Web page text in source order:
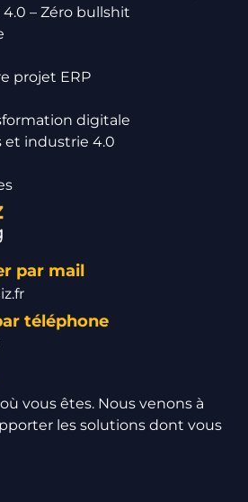
– Zéro bullshit
projet ERP
digitale
et industrie 4.0
par mail
téléphone
vous êtes. Nous venons à
les solutions dont vous